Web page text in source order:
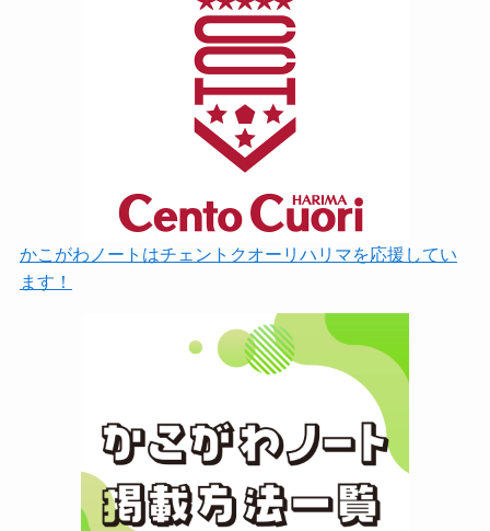
かこがわノートはチェントクオーリハリマを応援してい
ます！